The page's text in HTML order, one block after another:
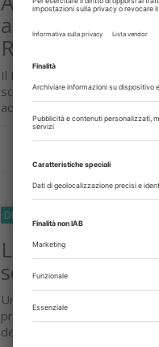
accreditate dal
Riconosciute
Il Ministero della Salute, in
scientifiche accreditate,
aderenti al CIC Odontoiatria.
Approfondisci
DIDOMENICA
Linee guida
scientifica
Una commissione
proporre nei programmi di
del servizio pubblico.Lo